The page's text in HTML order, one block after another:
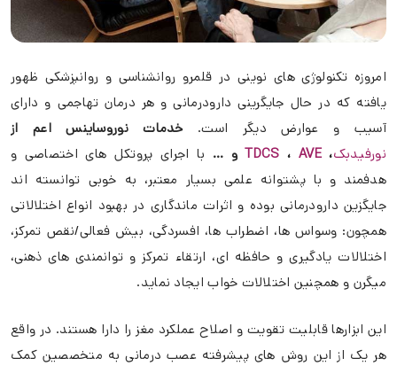
امروزه تکنولوژی های نوینی در قلمرو روانشناسی و روانپزشکی ظهور
یافته که در حال جایگرینی دارودرمانی و هر درمان تهاجمی و دارای
آسیب و عوارض دیگر است.خدمات نوروساینس اعم از
نورفیدبک، TDCS ، AVE و … با اجرای پروتکل های اختصاصی و
هدفمند و با پشتوانه علمی بسیار معتبر، به خوبی توانسته اند
جایگزین دارودرمانی بوده و اثرات ماندگاری در بهبود انواع اختلالاتی
همچون: وسواس ها، اضطراب ها، افسردگی، بیش فعالی/نقص تمرکز،
اختلالات یادگیری و حافظه ای، ارتقاء تمرکز و توانمندی های ذهنی،
میگرن و همچنین اختلالات خواب ایجاد نماید.
این ابزارها قابلیت تقویت و اصلاح عملکرد مغز را دارا هستند. در واقع
هر یک از این روش های پیشرفته عصب درمانی به متخصصین کمک